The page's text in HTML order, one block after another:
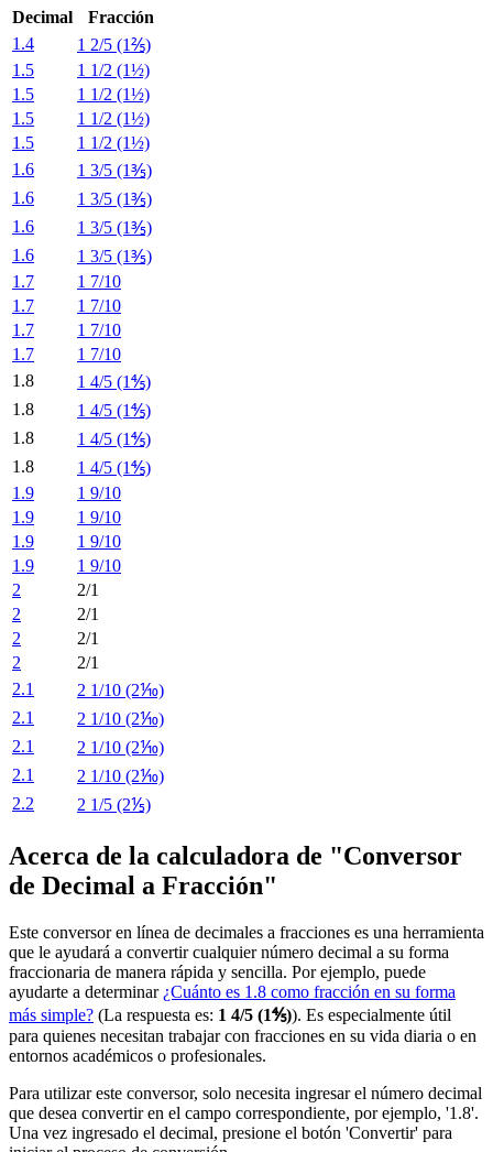
Decimal
Fracción
1.4
1 2/5 (1⅖)
1.5
1 1/2 (1½)
1.5
1 1/2 (1½)
1.5
1 1/2 (1½)
1.5
1 1/2 (1½)
1.6
1 3/5 (1⅗)
1.6
1 3/5 (1⅗)
1.6
1 3/5 (1⅗)
1.6
1 3/5 (1⅗)
1.7
1 7/10
1.7
1 7/10
1.7
1 7/10
1.7
1 7/10
1.8
1 4/5 (1⅘)
1.8
1 4/5 (1⅘)
1.8
1 4/5 (1⅘)
1.8
1 4/5 (1⅘)
1.9
1 9/10
1.9
1 9/10
1.9
1 9/10
1.9
1 9/10
2
2/1
2
2/1
2
2/1
2
2/1
2.1
2 1/10 (2⅒)
2.1
2 1/10 (2⅒)
2.1
2 1/10 (2⅒)
2.1
2 1/10 (2⅒)
2.2
2 1/5 (2⅕)
Acerca de la calculadora de "Conversor
de Decimal a Fracción"
Este conversor en línea de decimales a fracciones es una herramienta
que le ayudará a convertir cualquier número decimal a su forma
fraccionaria de manera rápida y sencilla. Por ejemplo, puede
ayudarte a determinar ¿Cuánto es 1.8 como fracción en su forma
más simple? (La respuesta es: 1 4/5 (1⅘)). Es especialmente útil
para quienes necesitan trabajar con fracciones en su vida diaria o en
entornos académicos o profesionales.
Para utilizar este conversor, solo necesita ingresar el número decimal
que desea convertir en el campo correspondiente, por ejemplo, '1.8'.
Una vez ingresado el decimal, presione el botón 'Convertir' para